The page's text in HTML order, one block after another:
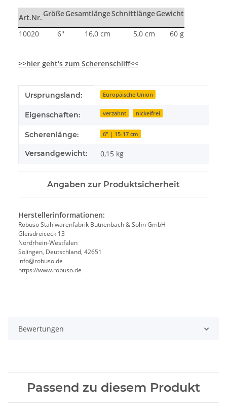
Art.Nr. GrößeGesamtlängeSchnittlängeGewicht
10020 6'' 16,0 cm 5,0 cm 60 g
>>hier geht's zum Scherenschliff<<
Produkteigenschaft
Wert
Ursprungsland: Europäische Union
Eigenschaften: verzahnt nickelfrei
Scherenlänge: 6" | 15-17 cm
Versandgewicht: 0,15 kg
Angaben zur Produktsicherheit
Herstellerinformationen:
Robuso Stahlwarenfabrik Butnenbach & Sohn GmbH
Gleisdreiceck 13
Nordrhein-Westfalen
Solingen, Deutschland, 42651
info@robuso.de
https://www.robuso.de
Bewertungen
Passend zu diesem Produkt